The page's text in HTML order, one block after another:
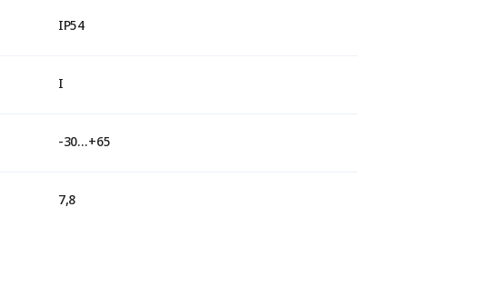
IP54
I
-30...+65
7,8